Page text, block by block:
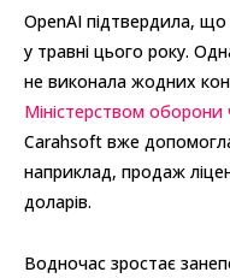
OpenAI підтвердила, що
у травні цього року.
не виконала жодних
Міністерством оборони
Carahsoft вже
наприклад, продаж
доларів.
Водночас зростає